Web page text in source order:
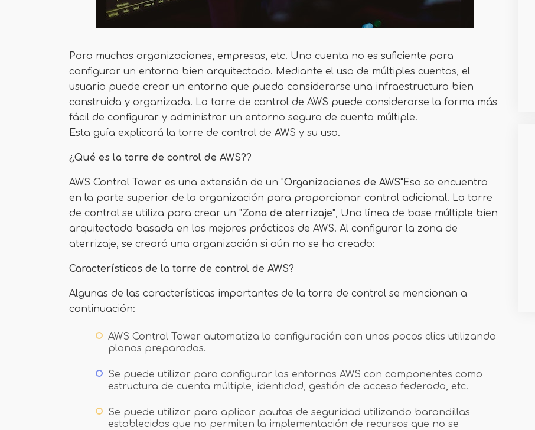
Para muchas organizaciones, empresas, etc. Una cuenta no es suficiente para
configurar un entorno bien arquitectado. Mediante el uso de múltiples cuentas, el
usuario puede crear un entorno que pueda considerarse una infraestructura bien
construida y organizada. La torre de control de AWS puede considerarse la forma más
fácil de configurar y administrar un entorno seguro de cuenta múltiple.
Esta guía explicará la torre de control de AWS y su uso.
¿Qué es la torre de control de AWS??
AWS Control Tower es una extensión de un "Organizaciones de AWS"Eso se encuentra
en la parte superior de la organización para proporcionar control adicional. La torre
de control se utiliza para crear un "Zona de aterrizaje", Una línea de base múltiple bien
arquitectada basada en las mejores prácticas de AWS. Al configurar la zona de
aterrizaje, se creará una organización si aún no se ha creado:
Características de la torre de control de AWS?
Algunas de las características importantes de la torre de control se mencionan a
continuación:
AWS Control Tower automatiza la configuración con unos pocos clics utilizando
planos preparados.
Se puede utilizar para configurar los entornos AWS con componentes como
estructura de cuenta múltiple, identidad, gestión de acceso federado, etc.
Se puede utilizar para aplicar pautas de seguridad utilizando barandillas
establecidas que no permiten la implementación de recursos que no se